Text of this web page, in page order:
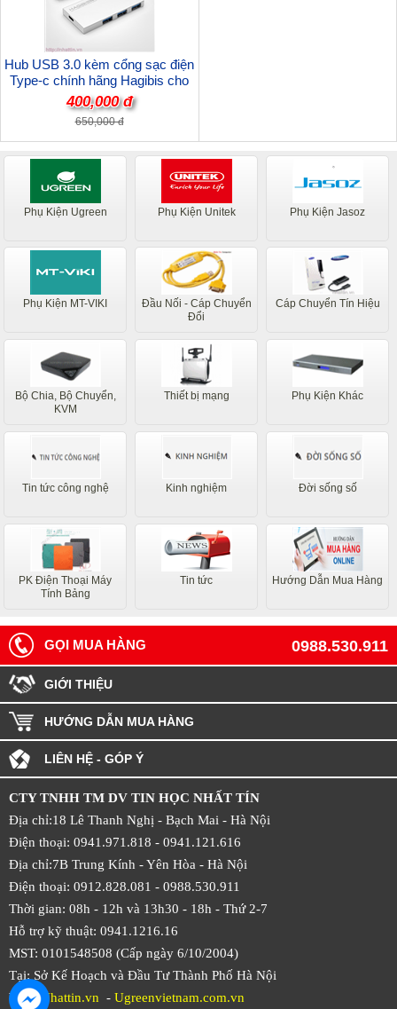
Hub USB 3.0 kèm cổng sạc điện
Type-c chính hãng Hagibis cho
Macbook air 12 inch Apple
400,000 đ
650,000 đ
Phụ Kiện Ugreen Phụ Kiện Unitek Phụ Kiện Jasoz
Phụ Kiện MT-VIKI
Đầu Nối - Cáp Chuyển
Đổi
Cáp Chuyển Tín Hiệu
Bộ Chia, Bộ Chuyển,
KVM
Thiết bị mạng Phụ Kiện Khác
Tin tức công nghệ Kinh nghiệm Đời sống số
PK Điện Thoại Máy
Tính Bảng
Tin tức Hướng Dẫn Mua Hàng
0988.530.911
GỌI MUA HÀNG
GIỚI THIỆU
HƯỚNG DẪN MUA HÀNG
LIÊN HỆ - GÓP Ý
CTY TNHH TM DV TIN HỌC NHẤT TÍN
Địa chỉ:18 Lê Thanh Nghị - Bạch Mai - Hà Nội
Điện thoại: 0941.971.818 - 0941.121.616
Địa chỉ:7B Trung Kính - Yên Hòa - Hà Nội
Điện thoại: 0912.828.081 - 0988.530.911
Thời gian: 08h - 12h và 13h30 - 18h - Thứ 2-7
Hỗ trợ kỹ thuật: 0941.1216.16
MST: 0101548508 (Cấp ngày 6/10/2004)
Tại: Sở Kế Hoạch và Đầu Tư Thành Phố Hà Nội
Web:Nhattin.vn - Ugreenvietnam.com.vn